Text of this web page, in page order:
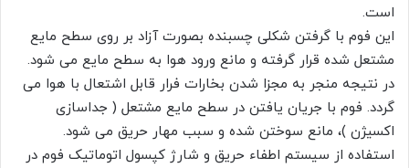
است.
این فوم با گرفتن شکلی چسبنده بصورت آزاد بر روی سطح مایع
مشتعل شده قرار گرفته و مانع ورود هوا به سطح مایع می شود.
در نتیجه منجر به مجزا شدن بخارات فرار قابل اشتعال با هوا می
گردد. فوم با جریان یافتن در سطح مایع مشتعل ( جداسازی
اکسیژن )، مانع سوختن شده و سبب مهار حریق می شود.
استفاده از سیستم اطفاء حریق و شارژ کپسول اتوماتیک فوم در